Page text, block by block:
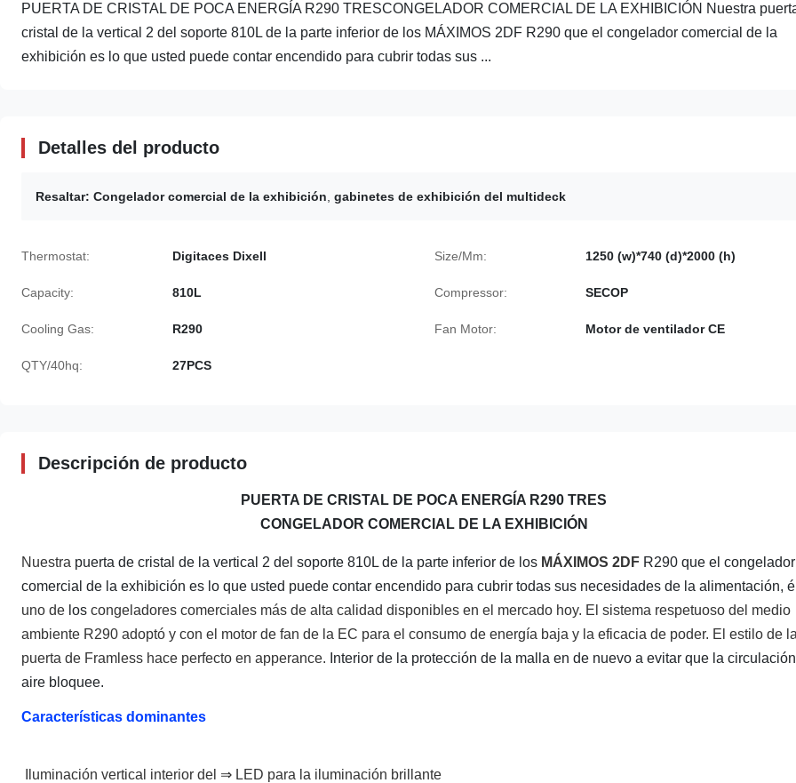
PUERTA DE CRISTAL DE POCA ENERGÍA R290 TRESCONGELADOR COMERCIAL DE LA EXHIBICIÓN Nuestra
cristal de la vertical 2 del soporte 810L de la parte inferior de los MÁXIMOS 2DF R290 que el congelador comercial de la
exhibición es lo que usted puede contar encendido para cubrir todas sus ...
Detalles del producto
Resaltar: Congelador comercial de la exhibición gabinetes de exhibición del multideck
Thermostat: Digitaces Dixell Size/Mm: 1250 (w)*740 (d)*2000 (h)
Capacity: 810L Compressor: SECOP
Cooling Gas: R290 Fan Motor: Motor de ventilador CE
QTY/40hq: 27PCS
Descripción de producto
PUERTA DE CRISTAL DE POCA ENERGÍA R290 TRES
CONGELADOR COMERCIAL DE LA EXHIBICIÓN
Nuestra puerta de cristal de la vertical 2 del soporte 810L de la parte inferior de los MÁXIMOS 2DF R290 que el congelador
comercial de la exhibición es lo que usted puede contar encendido para cubrir todas sus necesidades de la alimentación, él
uno de los congeladores comerciales más de alta calidad disponibles en el mercado hoy. El sistema respetuoso del medio
ambiente R290 adoptó y con el motor de fan de la EC para el consumo de energía baja y la eficacia de poder. El estilo de la
puerta de Framless hace perfecto en apperance. Interior de la protección de la malla en de nuevo a evitar que la
aire bloquee.
Características dominantes
Iluminación vertical interior del ⇒ LED para la iluminación brillante